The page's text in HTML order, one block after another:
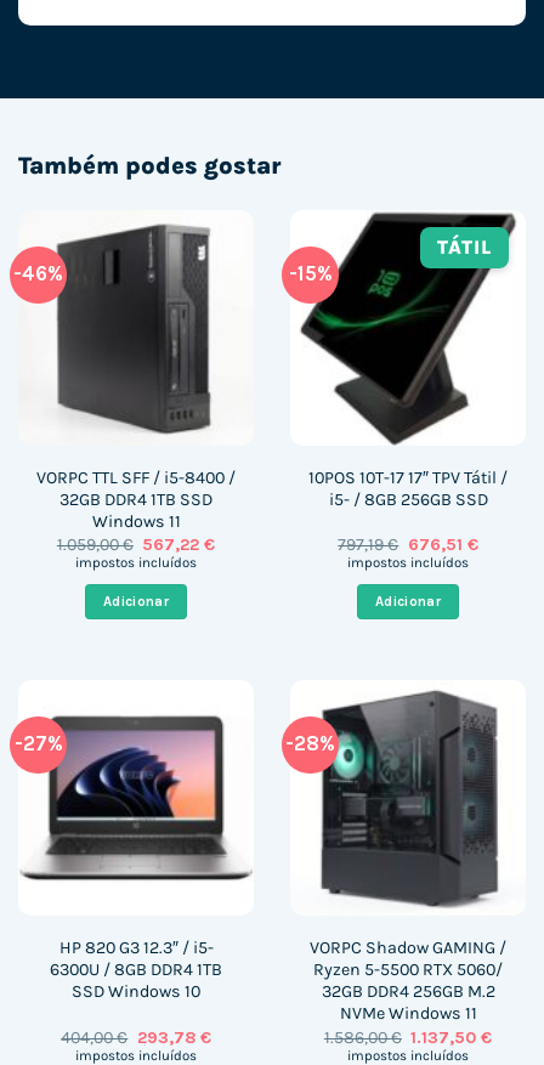
Também podes gostar
-46%
VORPC TTL SFF / i5-8400 /
32GB DDR4 1TB SSD
Windows 11
1.059,00€ O
preço
era:
1.059,00 €.
567,22€O
impostos incluídos
Adicionar
-15%
TÁTIL
10POS 10T-17 17″ TPV Tátil /
i5- / 8GB 256GB SSD
797,19€ O
preço
era:
797,19 €.
676,51 €O
impostos incluídos
Adicionar
-27%
HP 820 G3 12.3″ / i5-
6300U / 8GB DDR4 1TB
SSD Windows 10
404,00€ O
preço
293,78 €O
impostos incluídos
-28%
VORPC Shadow GAMING /
Ryzen 5-5500 RTX 5060/
32GB DDR4 256GB M.2
NVMe Windows 11
1.586,00€ O
preço
1.137,50€O
impostos incluídos